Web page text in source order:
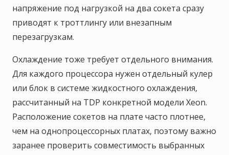
напряжение под нагрузкой на два сокета сразу
приводят к троттлингу или внезапным
перезагрузкам.
Охлаждение тоже требует отдельного внимания.
Для каждого процессора нужен отдельный кулер
или блок в системе жидкостного охлаждения,
рассчитанный на TDP конкретной модели Xeon.
Расположение сокетов на плате часто плотнее,
чем на однопроцессорных платах, поэтому важно
заранее проверить совместимость выбранных